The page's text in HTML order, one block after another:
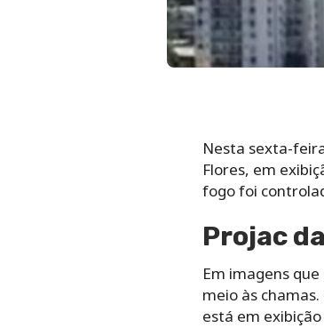
Nesta sexta-
Flores, em
fogo foi
Projac
Em imagens
meio às
está em